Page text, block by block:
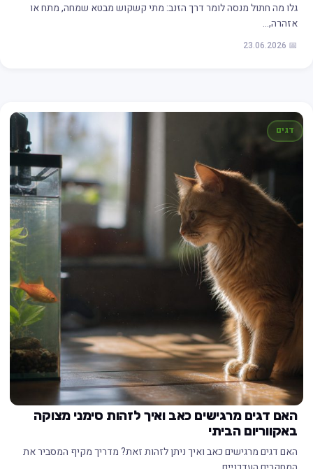
גלו מה חתול מנסה לומר דרך הזנב: מתי קשקוש מבטא שמחה, מתח או
אזהרה,…
📅 23.06.2026
דגים
האם דגים מרגישים כאב ואיך לזהות סימני מצוקה
באקווריום הביתי
האם דגים מרגישים כאב ואיך ניתן לזהות זאת? מדריך מקיף המסביר את